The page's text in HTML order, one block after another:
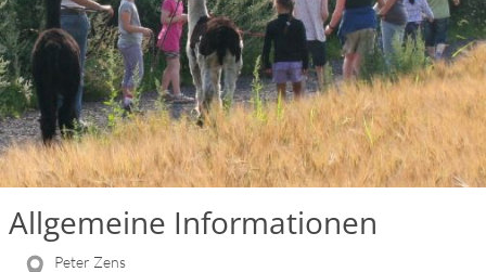
Allgemeine Informationen
Peter Zens